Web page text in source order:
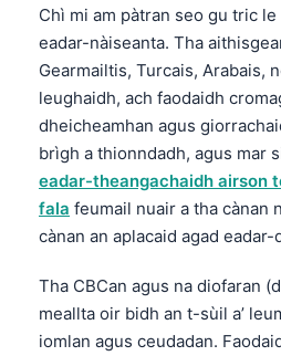
Chì mi am pàtran seo gu tric
eadar-nàiseanta. Tha
Gearmailtis, Turcais, Arabais,
leughaidh, ach faodaidh
dheicheamhan agus
brìgh a thionndadh, agus mar
eadar-theangachaidh airson
fala feumail nuair a tha cànan
cànan an aplacaid agad
Tha CBCan agus na diofaran
meallta oir bidh an t-sùil a’
iomlan agus ceudadan.
فارسی
Български
Nederlands
हिन्दी
Bahasa Indonesia
Հայերեն
Íslenska
Српски језик
Svenska